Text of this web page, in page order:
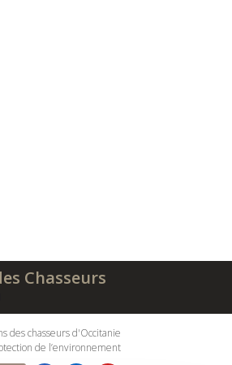
Chasseurs
des chasseurs d'Occitanie
de l’environnement